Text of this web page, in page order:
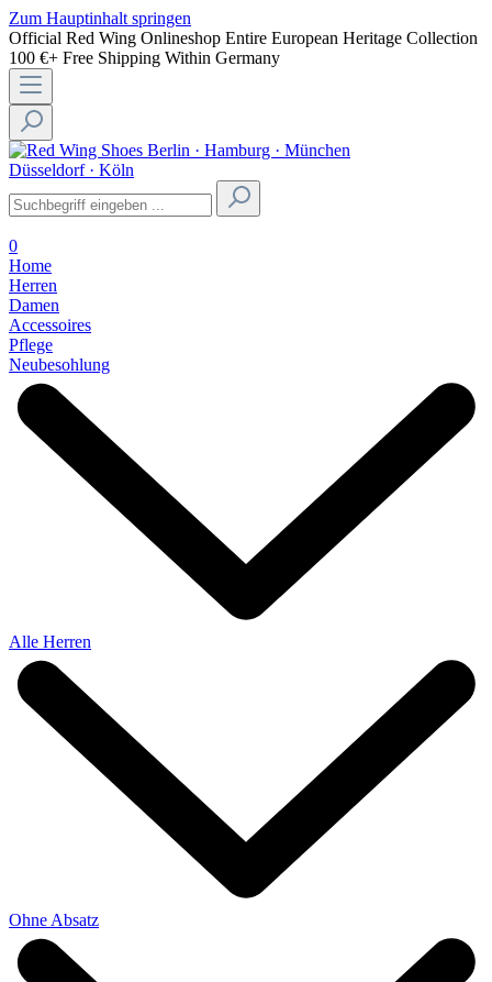
Zum Hauptinhalt springen
Official Red Wing Onlineshop Entire European Heritage Collection
100 €+ Free Shipping Within Germany
Berlin · Hamburg · München
Düsseldorf · Köln
0
Home
Herren
Damen
Accessoires
Pflege
Neubesohlung
Alle Herren
Ohne Absatz